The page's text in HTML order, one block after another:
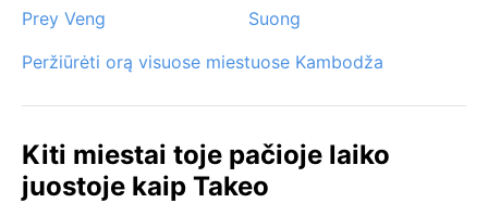
Prey Veng
Suong
Peržiūrėti orą visuose miestuose Kambodža
Kiti miestai toje pačioje laiko
juostoje kaip Takeo